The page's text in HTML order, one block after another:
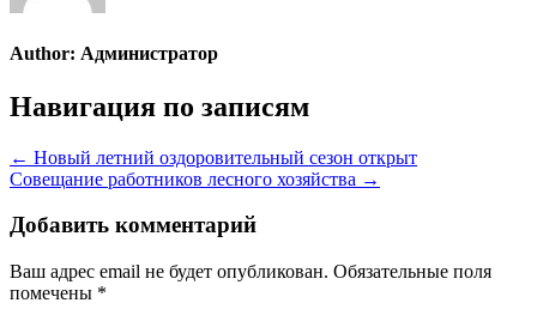
Author: Администратор
Навигация по записям
← Новый летний оздоровительный сезон открыт
Совещание работников лесного хозяйства →
Добавить комментарий
Ваш адрес email не будет опубликован. Обязательные поля
помечены *